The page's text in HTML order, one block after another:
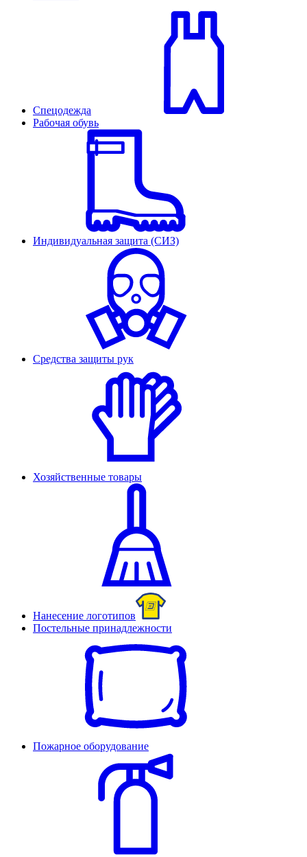
Спецодежда
Рабочая обувь
Индивидуальная защита (СИЗ)
Средства защиты рук
Хозяйственные товары
Нанесение логотипов
Постельные принадлежности
Пожарное оборудование